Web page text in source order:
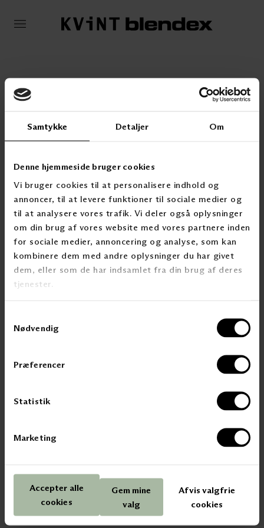
Samtykke Detaljer Om
Denne hjemmeside bruger cookies
Vi bruger cookies til at personalisere indhold og
annoncer, til at levere funktioner til sociale medier og
til at analysere vores trafik. Vi deler også oplysninger
om din brug af vores website med vores partnere inden
for sociale medier, annoncering og analyse, som kan
kombinere dem med andre oplysninger du har givet
dem, eller som de har indsamlet fra din brug af deres
tjenester.
Nødvendig
Præferencer
Statistik
Marketing
Accepter alle
cookies
Gem mine
valg
Afvis valgfrie
cookies
T: 2300 5150
post@kvintblendex.no
PRODUKTER & CASER
Innvendig solskjerming
Utvendig solskjerming
Tekstilgardiner
Akustikk
Caser
OM KVINTBLENDEX
Besøk vårt showroom
Bærekraft
Ledige stillinger
Facebook
Pinterest